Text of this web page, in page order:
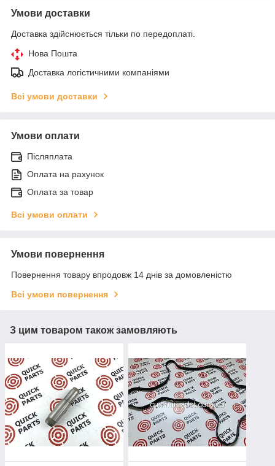
Умови доставки
Доставка здійснюється тільки по передоплаті.
Нова Пошта
Доставка логістичними компаніями
Всі умови доставки
Умови оплати
Післяплата
Оплата на рахунок
Оплата за товар
Всі умови оплати
Умови повернення
Повернення товару впродовж 14 днів за домовленістю
Всі умови повернення
З цим товаром також замовляють